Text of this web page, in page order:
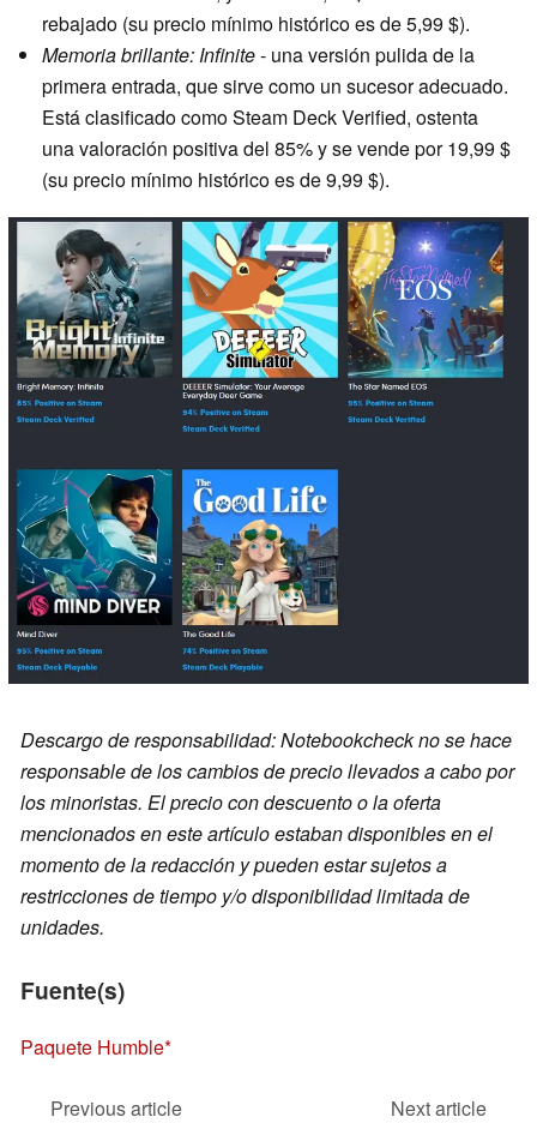
rebajado (su precio mínimo histórico es de 5,99 $).
Memoria brillante: Infinite- una versión pulida de la
primera entrada, que sirve como un sucesor adecuado.
Está clasificado como Steam Deck Verified, ostenta
una valoración positiva del 85% y se vende por 19,99 $
(su precio mínimo histórico es de 9,99 $).
Descargo de responsabilidad: Notebookcheck no se hace
responsable de los cambios de precio llevados a cabo por
los minoristas. El precio con descuento o la oferta
mencionados en este artículo estaban disponibles en el
momento de la redacción y pueden estar sujetos a
restricciones de tiempo y/o disponibilidad limitada de
unidades.
Fuente(s)
Paquete Humble
Previous article
Next article